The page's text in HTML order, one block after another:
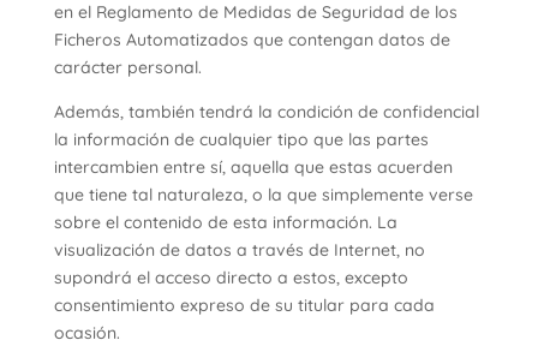
en el Reglamento de Medidas de Seguridad de los
Ficheros Automatizados que contengan datos de
carácter personal.
Además, también tendrá la condición de confidencial
la información de cualquier tipo que las partes
intercambien entre sí, aquella que estas acuerden
que tiene tal naturaleza, o la que simplemente verse
sobre el contenido de esta información. La
visualización de datos a través de Internet, no
supondrá el acceso directo a estos, excepto
consentimiento expreso de su titular para cada
ocasión.